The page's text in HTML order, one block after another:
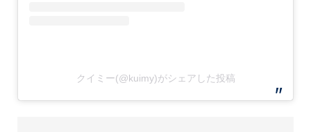
クイミー(@kuimy)がシェアした投稿